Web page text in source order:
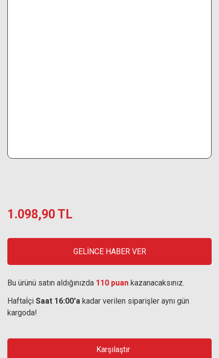
1.098,90 TL
GELİNCE HABER VER
Bu ürünü satın aldığınızda 110 puan kazanacaksınız.
Haftaİçi Saat 16:00'a kadar verilen siparişler aynı gün
kargoda!
Karşılaştır